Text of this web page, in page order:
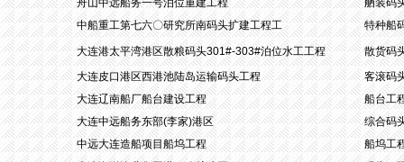
舟山中远船务一号泊位重建工程
舾装码
中船重工第七六〇研究所南码头扩建工程工
特种船
大连港太平湾港区散粮码头301#-303#泊位水工工程
散货码
大连皮口港区西港池陆岛运输码头工程
客滚码
大连辽南船厂船台建设工程
船台工
大连中远船务东部(李家)港区
综合码
中远大连造船项目船坞工程
船坞工